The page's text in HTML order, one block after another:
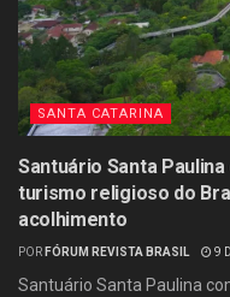
SANTA CATARINA
Santuário Santa
turismo religioso do
acolhimento
POR FÓRUM REVISTA BRASIL 9
Santuário Santa Paulina